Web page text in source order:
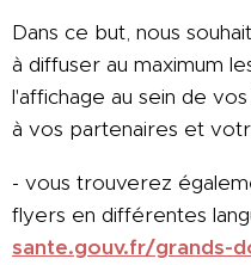
Dans ce but, nous
à diffuser au maximum
l'affichage au sein de
à vos partenaires et
- vous trouverez
flyers en différentes
sante.gouv.fr/grands-